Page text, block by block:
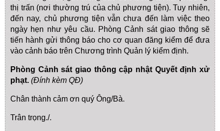
thị trấn (nơi thường trú của chủ phương tiện). Tuy nhiên,
đến nay, chủ phương tiện vẫn chưa đến làm việc theo
ngày hẹn như yêu cầu. Phòng Cảnh sát giao thông sẽ
tiến hành gửi thông báo cho cơ quan đăng kiểm để đưa
vào cảnh báo trên Chương trình Quản lý kiểm định.
Phòng Cảnh sát giao thông cập nhật Quyết định xử
phạt. (Đính kèm QĐ)
Chân thành cảm ơn quý Ông/Bà.
Trân trọng./.